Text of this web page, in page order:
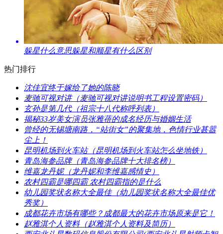
​躲星什么意思躲星和顺星有什么区别
热门排行
​沈佳宜终于嫁给了她的陈晓
​麦驰可视对讲（麦驰可视对讲说明书工程设置密码）
​玄孙是第几代（祖宗十八代称呼列表）
​揭秘33岁美女演员张雅蓓的成名经历与婚姻生活
​曾经的无锡塘南路，“站街女”的聚集地，色情行业甚嚣
尘上！
​昆明机场到火车站（昆明机场到火车站怎么坐地铁）
​青岛海参品牌（青岛海参品牌十大排名榜）
​维嘉龙丹妮（龙丹妮和李维嘉感情史）
​农村四霸是哪四霸 农村四霸指的是什么
​幼儿园奖状名称大全最佳（幼儿园奖状名称大全最佳优
秀奖）
​成都花卉市场有哪些？成都最大的花卉市场原来是它！
​赵雅淇个人资料（赵雅淇个人资料及简历）